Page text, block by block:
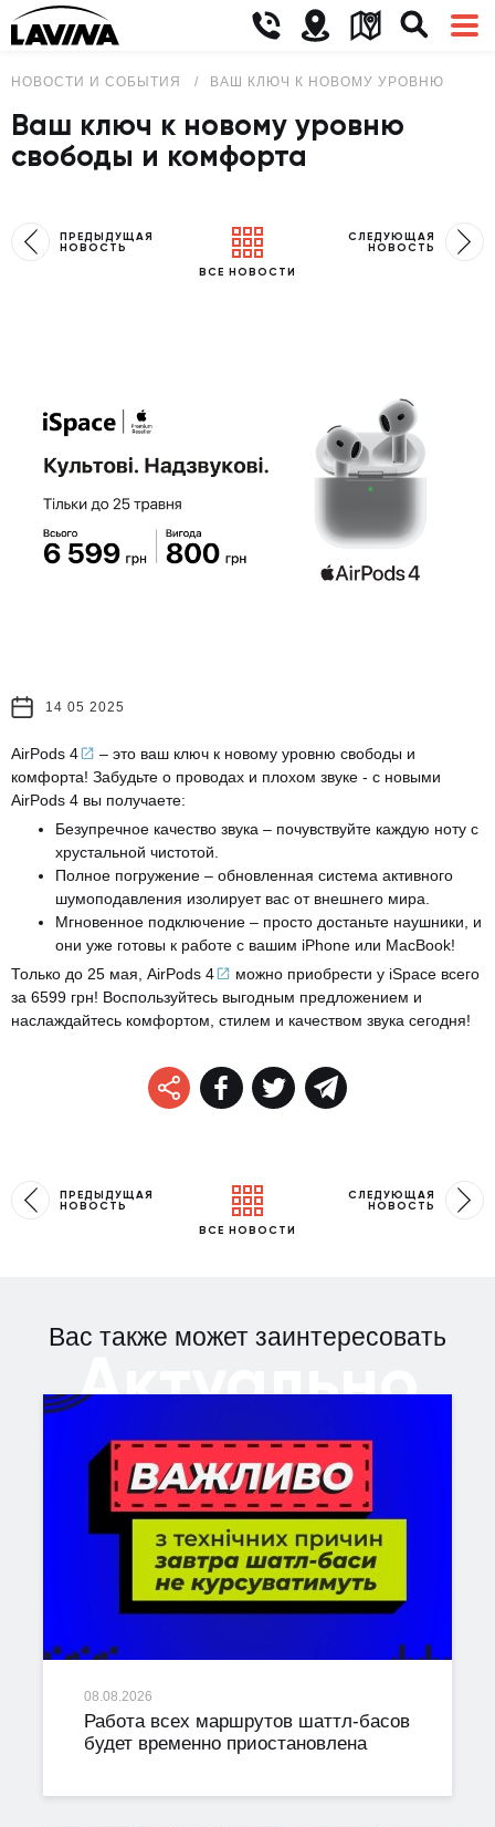
НОВОСТИ И СОБЫТИЯ ВАШ КЛЮЧ К НОВОМУ УРОВНЮ
Ваш ключ к новому уровню
свободы и комфорта
ПРЕДЫДУЩАЯ
НОВОСТЬ
ВСЕ НОВОСТИ
СЛЕДУЮЩАЯ
НОВОСТЬ
14 05 2025
AirPods 4
– это ваш ключ к новому уровню свободы и
комфорта! Забудьте о проводах и плохом звуке - с новыми
AirPods 4 вы получаете:
Безупречное качество звука – почувствуйте каждую ноту с
хрустальной чистотой.
Полное погружение – обновленная система активного
шумоподавления изолирует вас от внешнего мира.
Мгновенное подключение – просто достаньте наушники, и
они уже готовы к работе с вашим iPhone или MacBook!
Только до 25 мая, AirPods 4
можно приобрести у iSpace всего
за 6599 грн! Воспользуйтесь выгодным предложением и
наслаждайтесь комфортом, стилем и качеством звука сегодня!
ПРЕДЫДУЩАЯ
НОВОСТЬ
ВСЕ НОВОСТИ
СЛЕДУЮЩАЯ
НОВОСТЬ
Вас также может заинтересовать
Актуально
08.08.2026
Работа всех маршрутов шаттл-басов
будет временно приостановлена